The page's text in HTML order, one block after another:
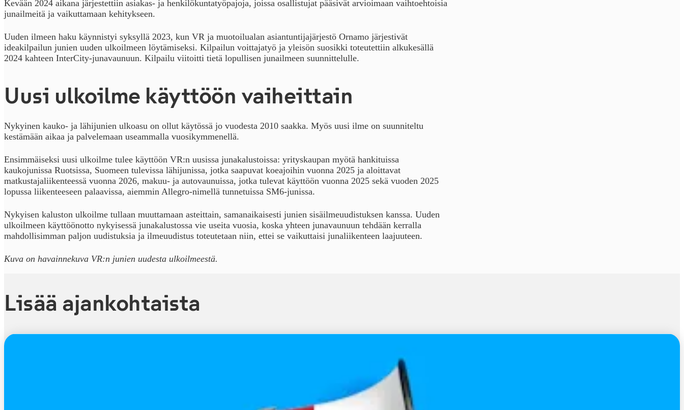
Kevään 2024 aikana järjestettiin asiakas- ja henkilökuntatyöpajoja, joissa osallistujat pääsivät arvioimaan vaihtoehtoisia
junailmeitä ja vaikuttamaan kehitykseen.
Uuden ilmeen haku käynnistyi syksyllä 2023, kun VR ja muotoilualan asiantuntijajärjestö Ornamo järjestivät
ideakilpailun junien uuden ulkoilmeen löytämiseksi. Kilpailun voittajatyö ja yleisön suosikki toteutettiin alkukesällä
2024 kahteen InterCity-junavaunuun. Kilpailu viitoitti tietä lopullisen junailmeen suunnittelulle.
Uusi ulkoilme käyttöön vaiheittain
Nykyinen kauko- ja lähijunien ulkoasu on ollut käytössä jo vuodesta 2010 saakka. Myös uusi ilme on suunniteltu
kestämään aikaa ja palvelemaan useammalla vuosikymmenellä.
Ensimmäiseksi uusi ulkoilme tulee käyttöön VR:n uusissa junakalustoissa: yrityskaupan myötä hankituissa
kaukojunissa Ruotsissa, Suomeen tulevissa lähijunissa, jotka saapuvat koeajoihin vuonna 2025 ja aloittavat
matkustajaliikenteessä vuonna 2026, makuu- ja autovaunuissa, jotka tulevat käyttöön vuonna 2025 sekä vuoden 2025
lopussa liikenteeseen palaavissa, aiemmin Allegro-nimellä tunnetuissa SM6-junissa.
Nykyisen kaluston ulkoilme tullaan muuttamaan asteittain, samanaikaisesti junien sisäilmeuudistuksen kanssa. Uuden
ulkoilmeen käyttöönotto nykyisessä junakalustossa vie useita vuosia, koska yhteen junavaunuun tehdään kerralla
mahdollisimman paljon uudistuksia ja ilmeuudistus toteutetaan niin, ettei se vaikuttaisi junaliikenteen laajuuteen.
Kuva on havainnekuva VR:n junien uudesta ulkoilmeestä.
Lisää ajankohtaista